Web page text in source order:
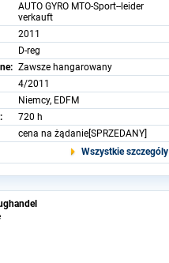
AUTO GYRO MTO-Sport--leider
verkauft
2011
D-reg
Zawsze hangarowany
4/2011
Niemcy, EDFM
720 h
cena na żądanie[SPRZEDANY]
Wszystkie szczególy